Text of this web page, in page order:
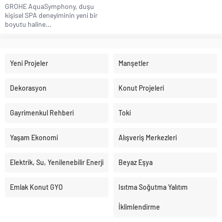
GROHE AquaSymphony, duşu
kişisel SPA deneyiminin yeni bir
boyutu haline...
Yeni Projeler Manşetler
Dekorasyon Konut Projeleri
Gayrimenkul Rehberi Toki
Yaşam Ekonomi Alışveriş Merkezleri
Elektrik, Su, Yenilenebilir Enerji Beyaz Eşya
Emlak Konut GYO Isıtma Soğutma Yalıtım
İklimlendirme